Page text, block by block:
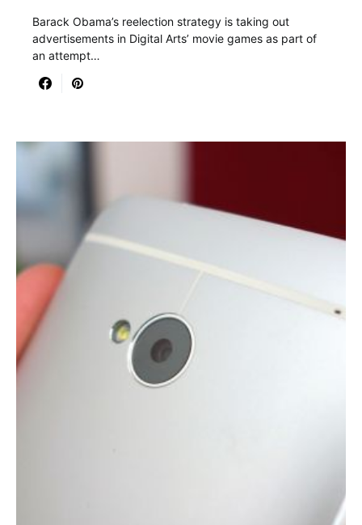
Barack Obama’s reelection strategy is taking out
advertisements in Digital Arts’ movie games as part of
an attempt…